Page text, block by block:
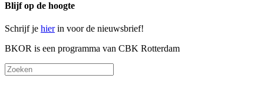
Blijf op de hoogte
Schrijf je hierin voor de nieuwsbrief!
BKOR is een programma van CBK Rotterdam